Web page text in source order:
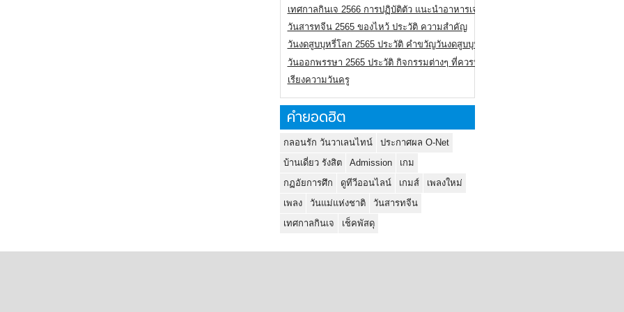
เทศกาลกินเจ 2566 การปฏิบัติตัว แนะนำอาหารเจ
วันสารทจีน 2565 ของไหว้ ประวัติ ความสำคัญ
วันงดสูบบุหรี่โลก 2565 ประวัติ คำขวัญวันงดสูบบุหรี่โลก
วันออกพรรษา 2565 ประวัติ กิจกรรมต่างๆ ที่ควรปฏิบัติ
เรียงความวันครู
คำยอดฮิต
กลอนรัก วันวาเลนไทน์
ประกาศผล O-Net
บ้านเดี่ยว รังสิต
Admission
เกม
กฏอัยการศึก
ดูทีวีออนไลน์ เกมส์
เพลงใหม่
เพลง
วันแม่แห่งชาติ
วันสารทจีน
เทศกาลกินเจ
เช็คพัสดุ